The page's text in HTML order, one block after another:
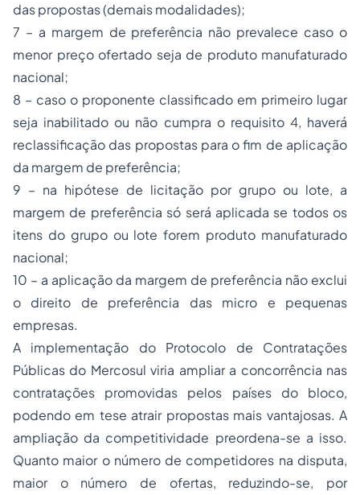
das propostas (demais modalidades);
7 – a margem de preferência não prevalece caso o
menor preço ofertado seja de produto manufaturado
nacional;
8 – caso o proponente classificado em primeiro lugar
seja inabilitado ou não cumpra o requisito 4, haverá
reclassificação das propostas para o fim de aplicação
da margem de preferência;
9 – na hipótese de licitação por grupo ou lote, a
margem de preferência só será aplicada se todos os
itens do grupo ou lote forem produto manufaturado
nacional;
10 – a aplicação da margem de preferência não exclui
o direito de preferência das micro e pequenas
empresas.
A implementação do Protocolo de Contratações
Públicas do Mercosul viria ampliar a concorrência nas
contratações promovidas pelos países do bloco,
podendo em tese atrair propostas mais vantajosas. A
ampliação da competitividade preordena-se a isso.
Quanto maior o número de competidores na disputa,
maior o número de ofertas, reduzindo-se, por